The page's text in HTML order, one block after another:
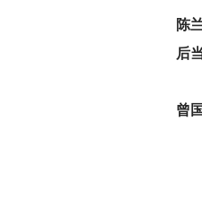
陈
后
曾